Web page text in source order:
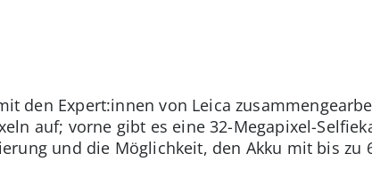
den Expert:innen von Leica
auf; vorne gibt es eine 32-Megapixel-
und die Möglichkeit, den Akku mit bis zu